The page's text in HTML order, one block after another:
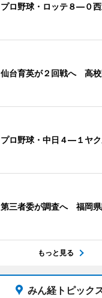
プロ野球・ロッテ８―０
仙台育英が２回戦へ 高
プロ野球・中日４―１ヤク
第三者委が調査へ 福岡
もっと見る
みん経トピック